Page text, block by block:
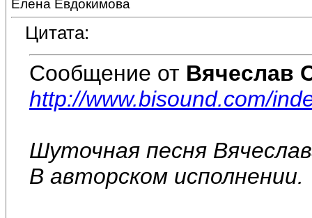
Елена Евдокимова
Цитата:
Сообщение от Вячеслав
http://www.bisound.com/
Шуточная песня
В авторском исполнении.